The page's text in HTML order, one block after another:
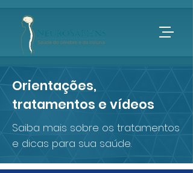
Orientações,
tratamentos e vídeos
Saiba mais sobre os tratamentos
e dicas para sua saúde.